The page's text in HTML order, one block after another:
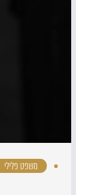
משפט פלילי